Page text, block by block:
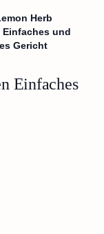
Herb
Einfaches und
Gericht
Einfaches